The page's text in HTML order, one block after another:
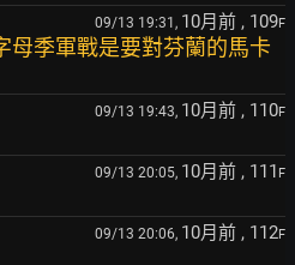
09/13 19:31, 10月前 , 109F
母季軍戰是要對芬蘭的馬卡
09/13 19:43, 10月前 , 110F
09/13 20:05, 10月前 , 111 F
09/13 20:06, 10月前 , 112F